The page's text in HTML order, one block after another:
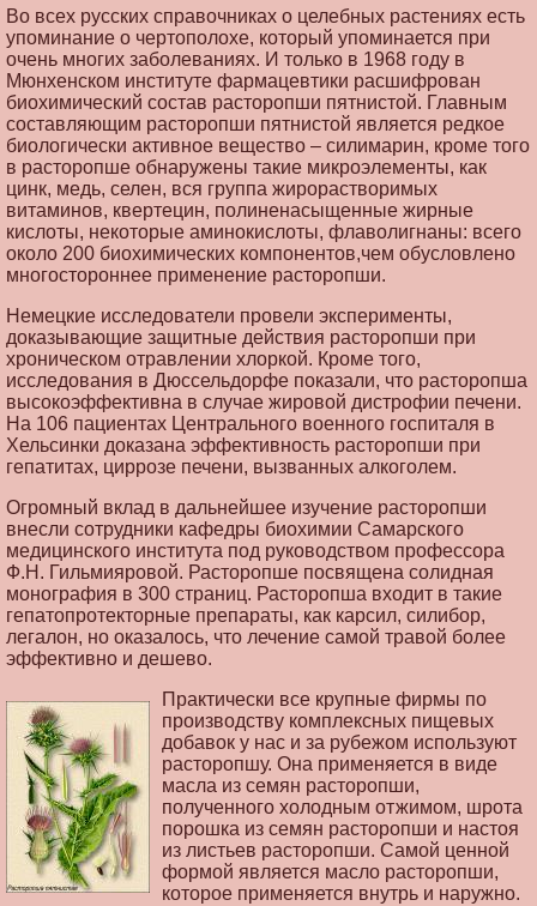
Во всех русских справочниках о целебных растениях есть
упоминание о чертополохе, который упоминается при
очень многих заболеваниях. И только в 1968 году в
Мюнхенском институте фармацевтики расшифрован
биохимический состав расторопши пятнистой. Главным
составляющим расторопши пятнистой является редкое
биологически активное вещество – силимарин, кроме того
в расторопше обнаружены такие микроэлементы, как
цинк, медь, селен, вся группа жирорастворимых
витаминов, квертецин, полиненасыщенные жирные
кислоты, некоторые аминокислоты, флаволигнаны: всего
около 200 биохимических компонентов,чем обусловлено
многостороннее применение расторопши.
Немецкие исследователи провели эксперименты,
доказывающие защитные действия расторопши при
хроническом отравлении хлоркой. Кроме того,
исследования в Дюссельдорфе показали, что расторопша
высокоэффективна в случае жировой дистрофии печени.
На 106 пациентах Центрального военного госпиталя в
Хельсинки доказана эффективность расторопши при
гепатитах, циррозе печени, вызванных алкоголем.
Огромный вклад в дальнейшее изучение расторопши
внесли сотрудники кафедры биохимии Самарского
медицинского института под руководством профессора
Ф.Н. Гильмияровой. Расторопше посвящена солидная
монография в 300 страниц. Расторопша входит в такие
гепатопротекторные препараты, как карсил, силибор,
легалон, но оказалось, что лечение самой травой более
эффективно и дешево.
Практически все крупные фирмы по
производству комплексных пищевых
добавок у нас и за рубежом используют
расторопшу. Она применяется в виде
масла из семян расторопши,
полученного холодным отжимом, шрота
порошка из семян расторопши и настоя
из листьев расторопши. Самой ценной
формой является масло расторопши,
которое применяется внутрь и наружно.